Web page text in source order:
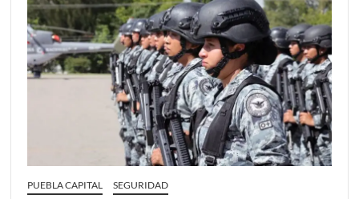
PUEBLA CAPITAL SEGURIDAD